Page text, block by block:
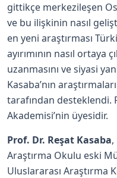
gittikçe merkezileşen
ve bu ilişkinin nasıl
en yeni araştırması
ayırımının nasıl ortaya
uzanmasını ve siyasi
Kasaba’nın
tarafından desteklendi.
Akademisi’nin üyesidir.
Prof. Dr. Reşat Kasaba,
Araştırma Okulu eski
Uluslararası Araştırma